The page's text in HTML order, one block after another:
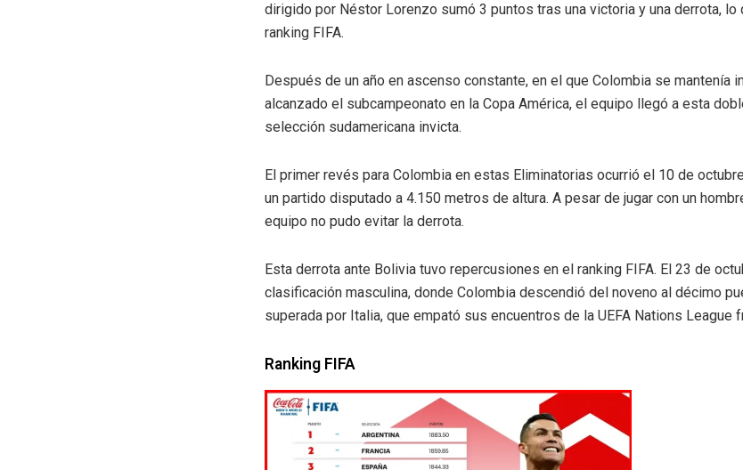
dirigido por Néstor Lorenzo sumó 3 puntos tras una victoria y una derrota,
ranking FIFA.
Después de un año en ascenso constante, en el que Colombia se mantenía
alcanzado el subcampeonato en la Copa América, el equipo llegó a esta
selección sudamericana invicta.
El primer revés para Colombia en estas Eliminatorias ocurrió el 10 de
un partido disputado a 4.150 metros de altura. A pesar de jugar con un
equipo no pudo evitar la derrota.
Esta derrota ante Bolivia tuvo repercusiones en el ranking FIFA. El 23 de
clasificación masculina, donde Colombia descendió del noveno al décimo
superada por Italia, que empató sus encuentros de la UEFA Nations League
Ranking FIFA